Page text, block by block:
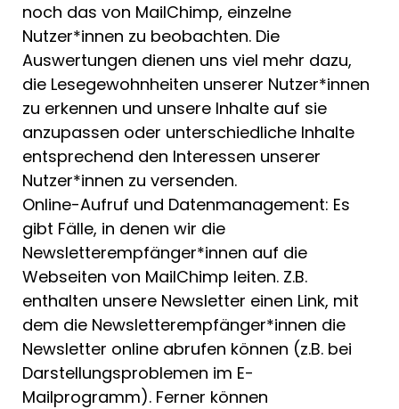
noch das von MailChimp, einzelne
Nutzer*innen zu beobachten. Die
Auswertungen dienen uns viel mehr dazu,
die Lesegewohnheiten unserer Nutzer*innen
zu erkennen und unsere Inhalte auf sie
anzupassen oder unterschiedliche Inhalte
entsprechend den Interessen unserer
Nutzer*innen zu versenden.
Online-Aufruf und Datenmanagement: Es
gibt Fälle, in denen wir die
Newsletterempfänger*innen auf die
Webseiten von MailChimp leiten. Z.B.
enthalten unsere Newsletter einen Link, mit
dem die Newsletterempfänger*innen die
Newsletter online abrufen können (z.B. bei
Darstellungsproblemen im E-
Mailprogramm). Ferner können